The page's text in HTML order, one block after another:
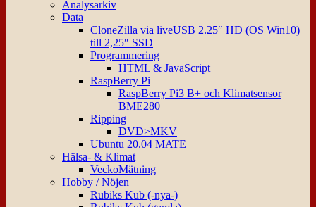
Analysarkiv
Data
CloneZilla via liveUSB 2.25″ HD (OS Win10)
till 2,25″ SSD
Programmering
HTML & JavaScript
RaspBerry Pi
RaspBerry Pi3 B+ och Klimatsensor
BME280
Ripping
DVD>MKV
Ubuntu 20.04 MATE
Hälsa- & Klimat
VeckoMätning
Hobby / Nöjen
Rubiks Kub (-nya-)